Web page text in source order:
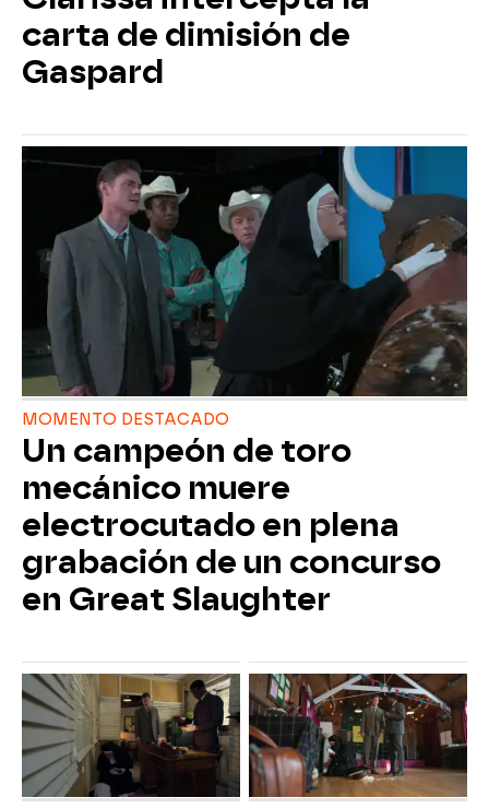
carta de dimisión de
Gaspard
MOMENTO DESTACADO
Un campeón de toro
mecánico muere
electrocutado en plena
grabación de un concurso
en Great Slaughter